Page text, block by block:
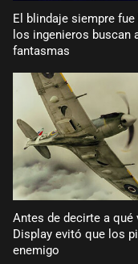
El blindaje siempre
los ingenieros
fantasmas
Antes de decirte a qué
Display evitó que los
enemigo